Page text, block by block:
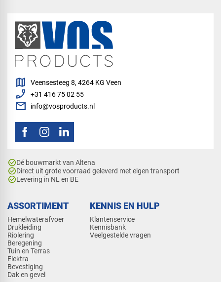
ASSORTIMENT
Hemelwaterafvoer
Drukleiding
Riolering
Beregening
Tuin en Terras
Elektra
Bevestiging
Dak en gevel
KENNIS EN HULP
Klantenservice
Kennisbank
Veelgestelde vragen
map Veensesteeg 8, 4264 KG Veen
phone_enabled +31 416 75 02 55
mail info@vosproducts.nl
check_circleDé bouwmarkt van Altena
check_circleDirect uit grote voorraad geleverd met eigen transport
check_circleLevering in NL en BE